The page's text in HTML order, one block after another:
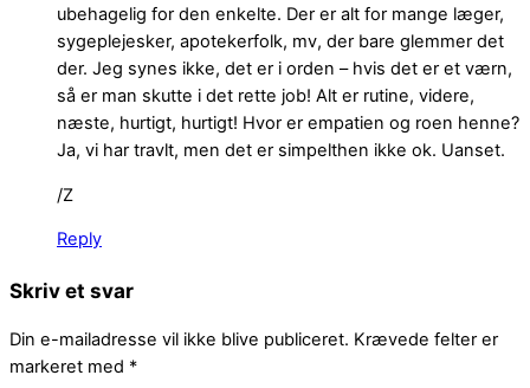
ubehagelig for den enkelte. Der er alt for mange læger,
sygeplejesker, apotekerfolk, mv, der bare glemmer det
der. Jeg synes ikke, det er i orden – hvis det er et værn,
så er man skutte i det rette job! Alt er rutine, videre,
næste, hurtigt, hurtigt! Hvor er empatien og roen henne?
Ja, vi har travlt, men det er simpelthen ikke ok. Uanset.
/Z
Reply
Skriv et svar
Din e-mailadresse vil ikke blive publiceret. Krævede felter er
markeret med *